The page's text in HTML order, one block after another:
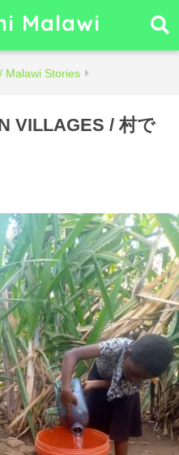
Malawi
Malawi Stories
VILLAGES / 村で